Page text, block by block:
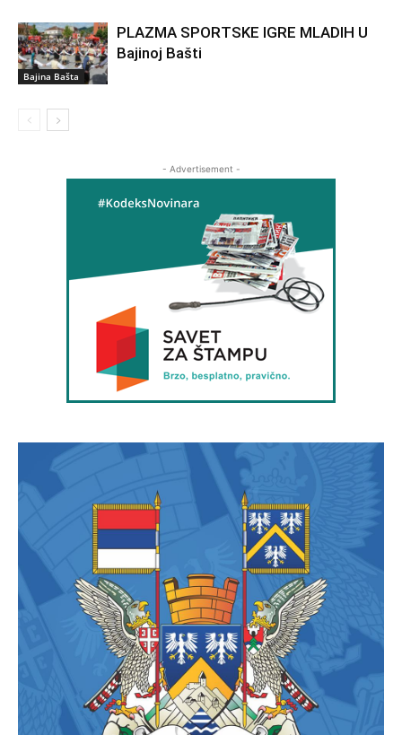
Bajina Bašta
PLAZMA SPORTSKE IGRE MLADIH U
Bajinoj Bašti
- Advertisement -